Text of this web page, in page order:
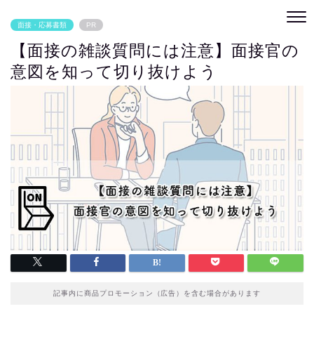
面接・応募書類 PR
【面接の雑談質問には注意】面接官の
意図を知って切り抜けよう
記事内に商品プロモーション（広告）を含む場合があります